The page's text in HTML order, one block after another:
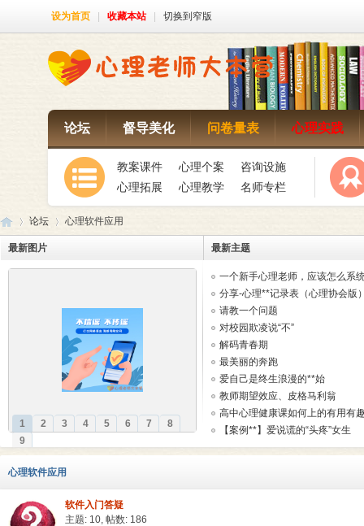
设为首页 收藏本站 切换到窄版
论坛 督导美化 问卷量表 心理实践
教案课件 心理个案
咨询设施
心理拓展
心理教学 名师专栏
理
论坛 心理软件应用
最新图片
1 2 3 4 5 6 7
8
9
最新主题
一个新手心理老师，应该怎么系
呢？ ...
分享-心理**记录表（心理协会版
请教一个问题
对校园欺凌说“不”
解码青春期
最美丽的奔跑
爱自己是终生浪漫的**始
教师期望效应、皮格马利翁
高中心理健康课如何上的有用有
【案例**】爱说谎的“头疼”女生
心理软件应用
软件入门答疑
主题: 10, 帖数: 186